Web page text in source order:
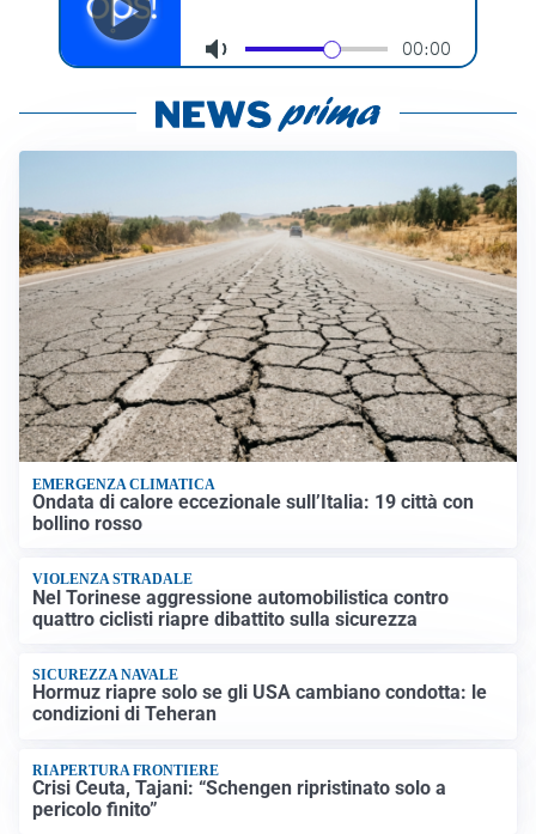
EMERGENZA CLIMATICA
Ondata di calore eccezionale sull’Italia: 19 città con
bollino rosso
VIOLENZA STRADALE
Nel Torinese aggressione automobilistica contro
quattro ciclisti riapre dibattito sulla sicurezza
SICUREZZA NAVALE
Hormuz riapre solo se gli USA cambiano condotta: le
condizioni di Teheran
RIAPERTURA FRONTIERE
Crisi Ceuta, Tajani: “Schengen ripristinato solo a
pericolo finito”